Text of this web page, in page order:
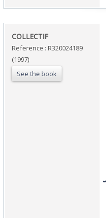
‎COLLECTIF‎
Reference : R320024189
(1997)
See the book